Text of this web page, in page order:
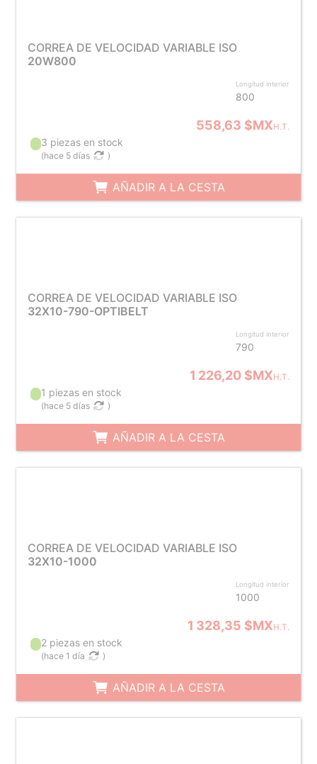
CORREA DE VELOCIDAD VARIABLE ISO
20W800
Longitud interior
800
558,63 $MXH.T.
3 piezas en stock
(hace 5 días )
AÑADIR A LA CESTA
CORREA DE VELOCIDAD VARIABLE ISO
32X10-790-OPTIBELT
Longitud interior
790
1 226,20 $MXH.T.
1 piezas en stock
(hace 5 días )
AÑADIR A LA CESTA
CORREA DE VELOCIDAD VARIABLE ISO
32X10-1000
Longitud interior
1000
1 328,35 $MXH.T.
2 piezas en stock
(hace 1 día )
AÑADIR A LA CESTA